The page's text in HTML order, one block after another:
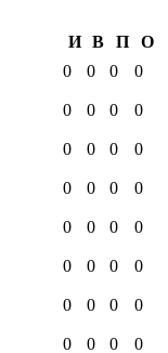
И В П
О
0 0 0 0
0 0 0 0
0 0 0 0
0 0 0 0
0 0 0 0
0 0 0 0
0 0 0 0
0 0 0 0